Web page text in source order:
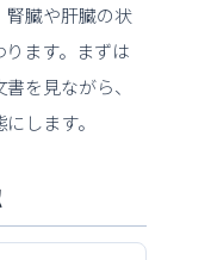
腎臓や肝臓の状
ます。まずは
を見ながら、
します。